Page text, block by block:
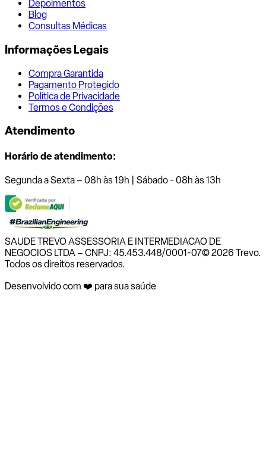
Depoimentos
Blog
Consultas Médicas
Informações Legais
Compra Garantida
Pagamento Protegido
Política de Privacidade
Termos e Condições
Atendimento
Horário de atendimento:
Segunda a Sexta – 08h às 19h | Sábado - 08h às 13h
SAUDE TREVO ASSESSORIA E INTERMEDIACAO DE
NEGOCIOS LTDA – CNPJ: 45.453.448/0001-07© 2026 Trevo.
Todos os direitos reservados.
Desenvolvido com ❤️ para sua saúde